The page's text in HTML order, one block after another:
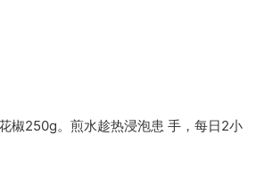
250g。煎水趁热浸泡患 手，每日2小